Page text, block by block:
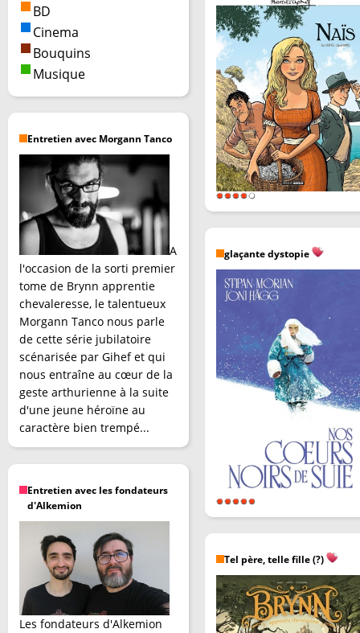
BD
Cinema
Bouquins
Musique
Entretien avec Morgann Tanco
A
l'occasion de la sorti premier
tome de Brynn apprentie
chevaleresse, le talentueux
Morgann Tanco nous parle
de cette série jubilatoire
scénarisée par Gihef et qui
nous entraîne au cœur de la
geste arthurienne à la suite
d'une jeune héroïne au
caractère bien trempé...
Entretien avec les fondateurs
d'Alkemion
Les fondateurs d'Alkemion
glaçante dystopie
Tel père, telle fille (?)